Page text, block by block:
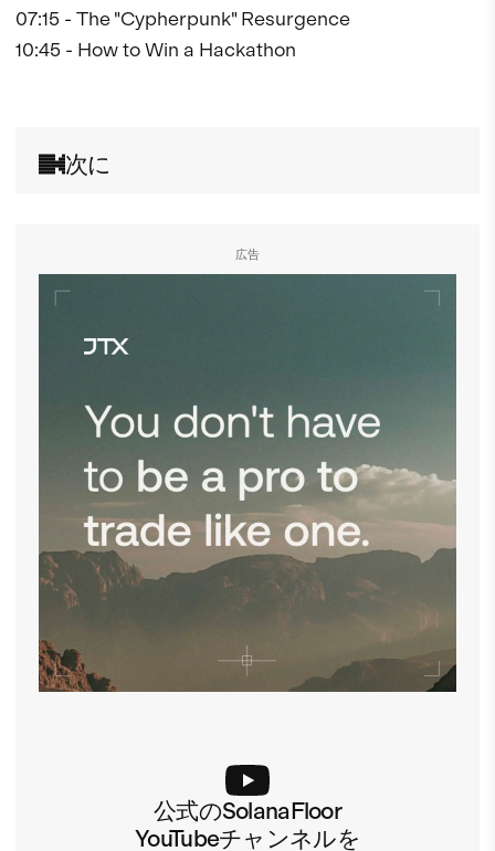
次に
07:15 - The "Cypherpunk" Resurgence
10:45 - How to Win a Hackathon
広告
公式のSolanaFloor
YouTubeチャンネルを